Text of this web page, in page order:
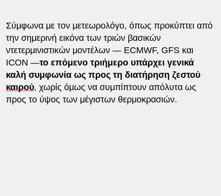
Σύμφωνα με τον μετεωρολόγο, όπως προκύπτει από
την σημερινή εικόνα των τριών βασικών
ντετερμινιστικών μοντέλων — ECMWF, GFS και
ICON —το επόμενο τριήμερο υπάρχει γενικά
καλή συμφωνία ως προς τη διατήρηση ζεστού
καιρού, χωρίς όμως να συμπίπτουν απόλυτα ως
προς το ύψος των μέγιστων θερμοκρασιών.